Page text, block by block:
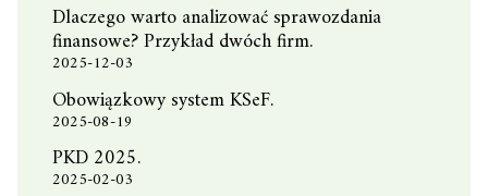
Dlaczego warto analizować sprawozdania
finansowe? Przykład dwóch firm.
2025-12-03
Obowiązkowy system KSeF.
2025-08-19
PKD 2025.
2025-02-03